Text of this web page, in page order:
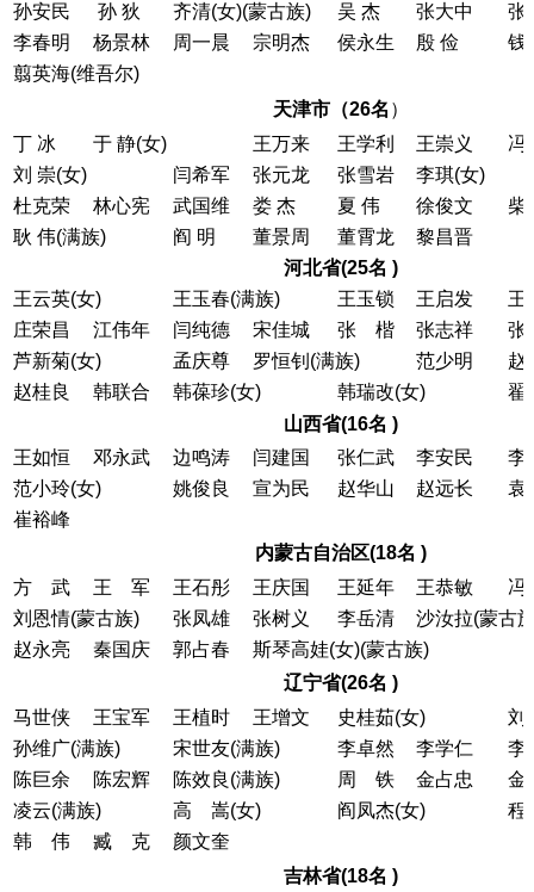
孙安民
孙 狄 齐清(女)(蒙古族) 吴 杰 张大中
张
李春明
杨景林 周一晨 宗明杰 侯永生 殷 俭
翦英海(维吾尔)
天津市（26名 ）
丁 冰
于 静(女) 王万来 王学利 王崇义
刘 崇(女)
闫希军 张元龙 张雪岩
李琪(女)
杜克荣
林心宪 武国维 娄 杰 夏 伟 徐俊文
耿 伟(满族)
阎 明 董景周 董霄龙
黎昌晋
河北省(25名 )
王云英(女)
王玉春(满族) 王玉锁 王启发
王
庄荣昌
江伟年 闫纯德 宋佳城 张 楷 张志祥
张
芦新菊(女)
孟庆尊 罗恒钊(满族) 范少明
赵
赵桂良
韩联合 韩葆珍(女) 韩瑞改(女)
翟
山西省(16名 )
王如恒
邓永武 边鸣涛 闫建国 张仁武 李安民
李
范小玲(女)
姚俊良 宣为民 赵华山 赵远长
袁
崔裕峰
内蒙古自治区(18名 )
方 武
王 军 王石彤 王庆国 王延年 王恭敏
刘恩情(蒙古族)
张凤雄 张树义 李岳清
沙汝拉(蒙古
赵永亮
秦国庆 郭占春
斯琴高娃(女)(蒙古族)
辽宁省(26名 )
马世侠
王宝军 王植时 王增文 史桂茹(女)
刘
孙维广(满族)
宋世友(满族) 李卓然 李学仁
李
陈巨余
陈宏辉 陈效良(满族) 周 铁 金占忠
金
凌云(满族)
高 嵩(女) 阎凤杰(女)
程
韩 伟
臧 克
颜文奎
吉林省(18名 )